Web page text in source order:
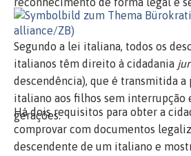
brasileiros sobre como adquirir a
nos EUA, mais popularmente
Card", através do programa de visto
York State Bar Association(“Ordem
Estado de Nova Iorque). Além
classificado como um dos 25
advocacia nesse tipo de prática
Segundo a lei italiana, todos os
italianos têm direito à cidadania
descendência), que é transmitida a
italiano aos filhos sem interrupção
gerações.
Há dois requisitos para obter a
comprovar com documentos
descendente de um italiano e